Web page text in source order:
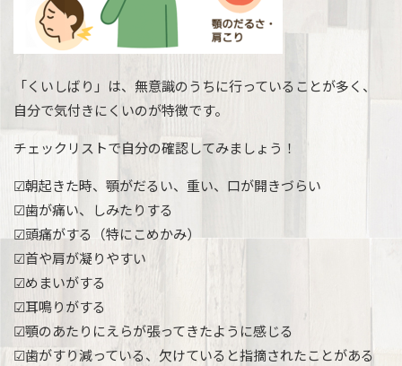
「くいしばり」は、無意識のうちに行っていることが多く、
自分で気付きにくいのが特徴です。
チェックリストで自分の確認してみましょう！
☑朝起きた時、顎がだるい、重い、口が開きづらい
☑歯が痛い、しみたりする
☑頭痛がする（特にこめかみ）
☑首や肩が凝りやすい
☑めまいがする
☑耳鳴りがする
☑顎のあたりにえらが張ってきたように感じる
☑歯がすり減っている、欠けていると指摘されたことがある